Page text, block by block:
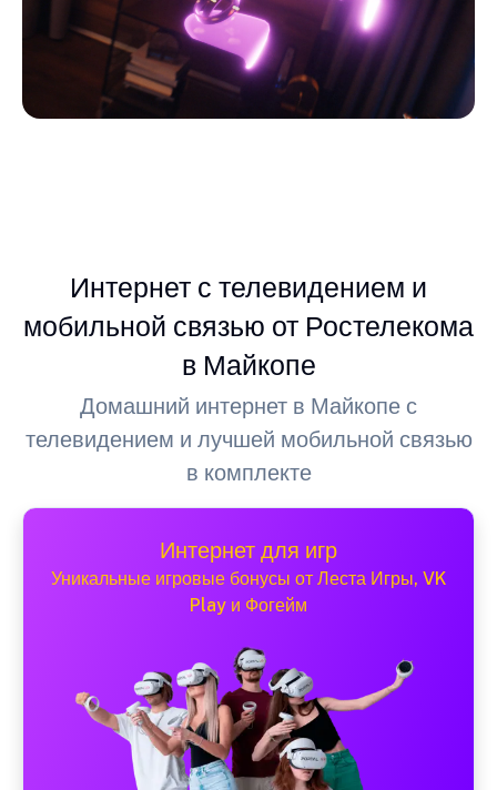
Интернет с телевидением и
мобильной связью от Ростелекома
в Майкопе
Домашний интернет в Майкопе с
телевидением и лучшей мобильной связью
в комплекте
Интернет для игр
Уникальные игровые бонусы от Леста Игры, VK
Play и Фогейм